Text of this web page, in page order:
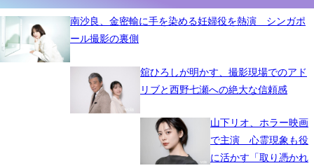
南沙良、金密輸に手を染める妊婦役を熱演 シンガポ
ール撮影の裏側
舘ひろしが明かす、撮影現場でのアド
リブと西野七瀬への絶大な信頼感
山下リオ、ホラー映画
で主演 心霊現象も役
に活かす「取り憑かれ